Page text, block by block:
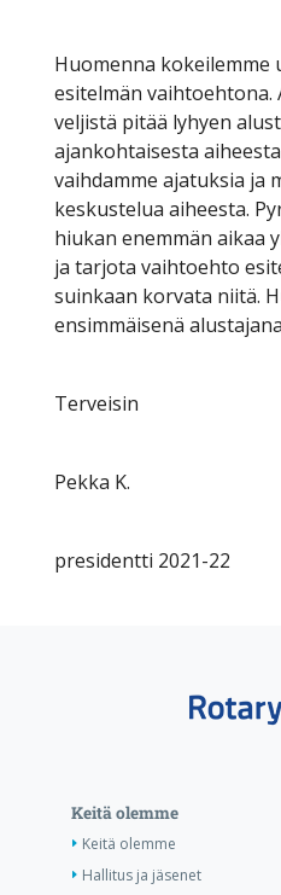
Huomenna
esitelmän vaihtoehtona.
veljistä pitää lyhyen
ajankohtaisesta
vaihdamme ajatuksia ja
keskustelua aiheesta.
hiukan enemmän aikaa
ja tarjota vaihtoehto
suinkaan korvata niitä.
ensimmäisenä
Terveisin
Pekka K.
presidentti 2021-22
Keitä olemme
Keitä olemme
Hallitus ja jäsenet